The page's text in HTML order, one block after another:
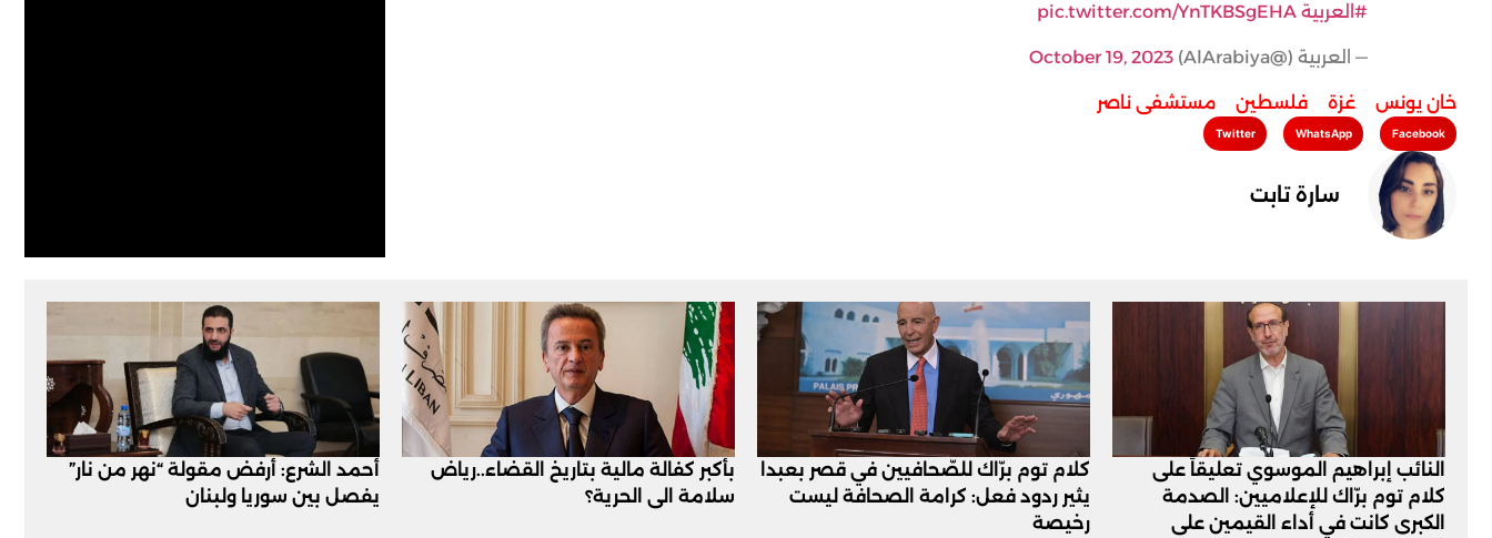
#العربية pic.twitter.com/YnTKBSgEHA
— العربية (@AlArabiya) October 19, 2023
خان يونس غزة فلسطين مستشفى ناصر
Facebook
WhatsApp
Twitter
سارة تابت
النائب إبراهيم الموسوي تعليقاً على
كلام توم برّاك للإعلاميين: الصدمة
الكبرى كانت في أداء القيمين على
كلام توم برّاك للصّحافيين في قصر بعبدا
يثير ردود فعل: كرامة الصحافة ليست
رخيصة
بأكبر كفالة مالية بتاريخ القضاء..رياض
سلامة الى الحرية؟
أحمد الشرع: أرفض مقولة “نهر من نار”
يفصل بين سوريا ولبنان